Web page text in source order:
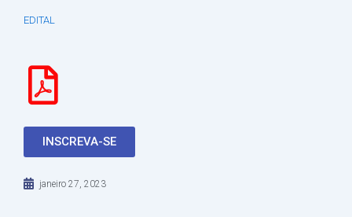
EDITAL
INSCREVA-SE
janeiro 27, 2023